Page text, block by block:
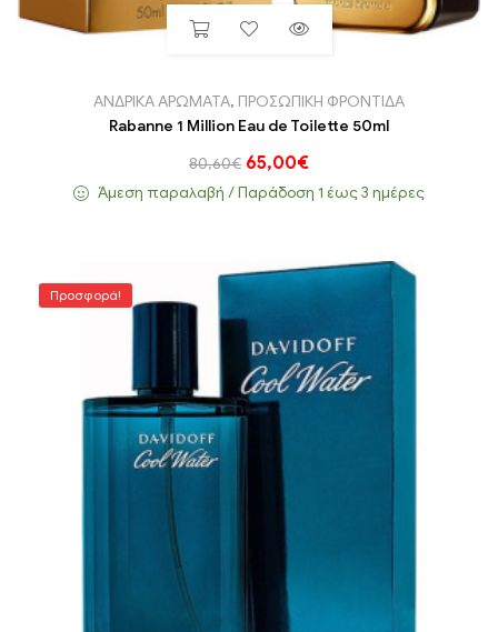
ΑΝΔΡΙΚΑ ΑΡΩΜΑΤΑ, ΠΡΟΣΩΠΙΚΗ ΦΡΟΝΤΙΔΑ
Rabanne 1 Million Eau de Toilette 50ml
80,60€ 65,00€
Άμεση παραλαβή / Παράδoση 1 έως 3 ημέρες
Προσφορά!